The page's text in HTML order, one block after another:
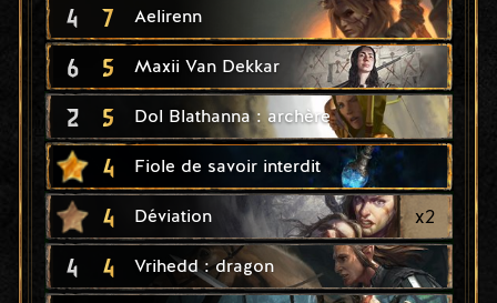
4 7 Aelirenn
6 5 Maxii Van Dekkar
2 5 Dol Blathanna : archère
4 Fiole de savoir interdit
4 Déviation x2
4 4 Vrihedd : dragon